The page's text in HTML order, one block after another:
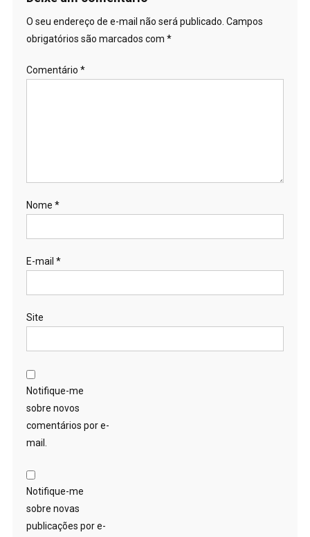
O seu endereço de e-mail não será publicado. Campos
obrigatórios são marcados com *
Comentário *
Nome *
E-mail *
Site
Notifique-me
sobre novos
comentários por e-
mail.
Notifique-me
sobre novas
publicações por e-